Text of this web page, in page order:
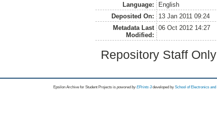
Language:
English
Deposited On:
13 Jan 2011 09:24
Metadata Last
Modified:
06 Oct 2012 14:27
Repository Staff
Epsilon Archive for Student Projects is powored byEPrints 3 developed by School of Electronics